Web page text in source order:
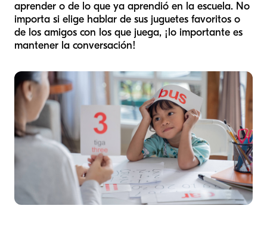
aprender o de lo que ya aprendió en la escuela. No
importa si elige hablar de sus juguetes favoritos o
de los amigos con los que juega, ¡lo importante es
mantener la conversación!